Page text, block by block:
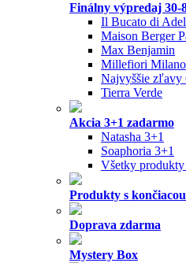
Finálny výpredaj 30-
Il Bucato di
Maison Berger
Max Benjamin
Millefiori Milano
Najvyššie zľavy
Tierra Verde
Akcia 3+1 zadarmo
Natasha 3+1
Soaphoria 3+1
Všetky produkty
Produkty s
Doprava zdarma
Mystery Box